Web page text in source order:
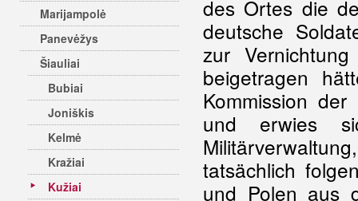
Marijampolė
Panevėžys
Šiauliai
Bubiai
Joniškis
Kelmė
Kražiai
Kužiai
des Ortes die
deutsche
zur
beigetragen
Kommission
und erwies
tatsächlich
und Polen aus